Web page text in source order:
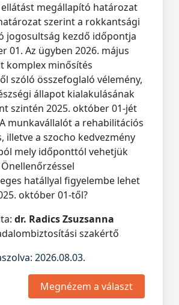
megállapító határozat
szerint a rokkantsági
jogosultság kezdő időpontja
01. Az ügyben 2026. május
komplex minősítés
szóló összefoglaló vélemény,
állapot kialakulásának
szintén 2025. október 01-jét
munkavállalót a rehabilitációs
illetve a szocho kedvezmény
mely időponttól vehetjük
hatállyal figyelembe lehet
október 01-től?
dr. Radics Zsuzsanna
szakértő
2026.08.03.
Megnézem a választ